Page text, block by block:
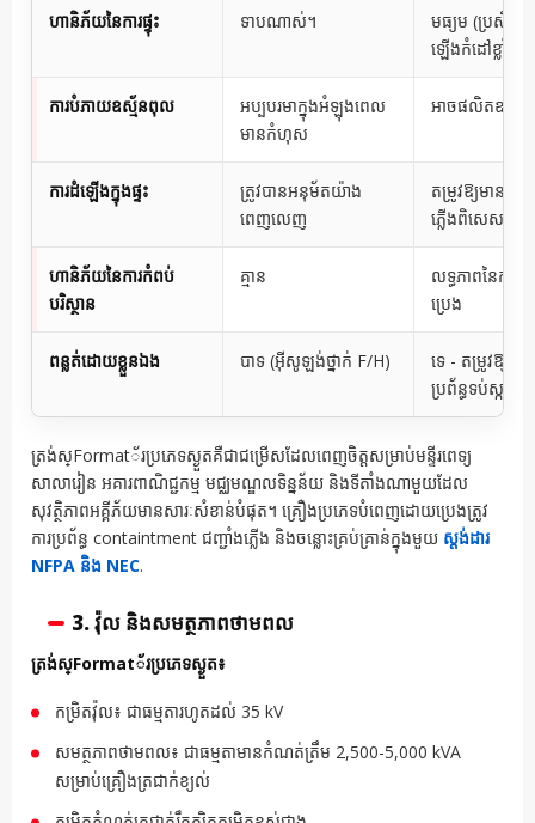
ហានិភ័យនៃការផ្ទុះ ទាបណាស់។
មធ្យម (ប្រសិនបើ
ឡើងកំដៅខ្លាំង)
ការបំភាយឧស្ម័នពុល
អប្បបរមាក្នុងអំឡុងពេល
មានកំហុស
អាចផលិតឧស្ម័
ការដំឡើងក្នុងផ្ទះ
ត្រូវបានអនុម័តយ៉ាង
ពេញលេញ
តម្រូវឱ្យមានការក
ភ្លើងពិសេស
ហានិភ័យនៃការកំពប់
បរិស្ថាន
គ្មាន
លទ្ធភាពនៃការ
ប្រេង
ពន្លត់ដោយខ្លួនឯង បាទ (អ៊ីសូឡង់ថ្នាក់ F/H)
ទេ - តម្រូវឱ្យមាន
ប្រព័ន្ធទប់ស្កាត់
ត្រង់ស្Format័រប្រភេទស្ងួតគឺជាជម្រើសដែលពេញចិត្តសម្រាប់មន្ទីរពេទ្យ
សាលារៀន អគារពាណិជ្ជកម្ម មជ្ឈមណ្ឌលទិន្នន័យ និងទីតាំងណាមួយដែល
សុវត្ថិភាពអគ្គីភ័យមានសារៈសំខាន់បំផុត។ គ្រឿងប្រភេទបំពេញដោយប្រេងត្រូវ
ការប្រព័ន្ធ containtment ជញ្ជាំងភ្លើង និងចន្លោះគ្រប់គ្រាន់ក្នុងមួយ ស្តង់ដារ
NFPA និង NEC.
3. វ៉ុល និងសមត្ថភាពថាមពល
ត្រង់ស្Format័រប្រភេទស្ងួត៖
កម្រិតវ៉ុល៖ ជាធម្មតារហូតដល់ 35 kV
សមត្ថភាពថាមពល៖ ជាធម្មតាមានកំណត់ត្រឹម 2,500-5,000 kVA
សម្រាប់គ្រឿងត្រជាក់ខ្យល់